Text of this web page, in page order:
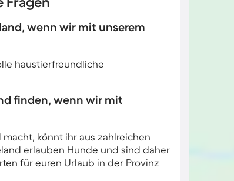
wenn wir mit unserem
haustierfreundliche
finden, wenn wir mit
könnt ihr aus zahlreichen
erlauben Hunde und sind daher
für euren Urlaub in der Provinz